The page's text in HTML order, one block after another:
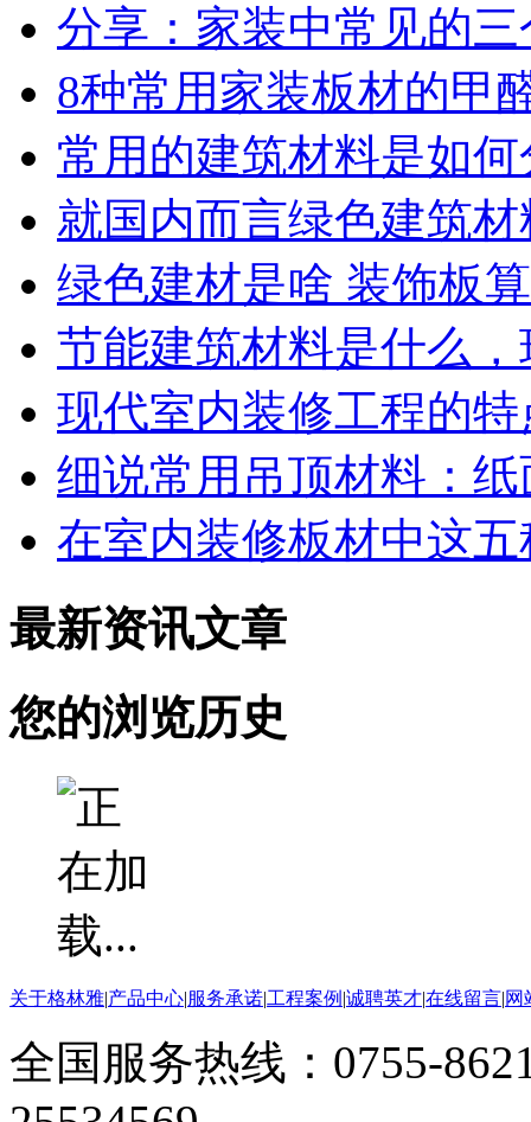
分享：家装中常见的三
8种常用家装板材的甲
常用的建筑材料是如
就国内而言绿色建筑
绿色建材是啥 装饰板
节能建筑材料是什么
现代室内装修工程的
细说常用吊顶材料：
在室内装修板材中这
最新资讯文章
您的浏览历史
关于格林雅|产品中心|服务承诺|工程案例 |诚聘英才|在线留言|网
全国服务热线：0755-